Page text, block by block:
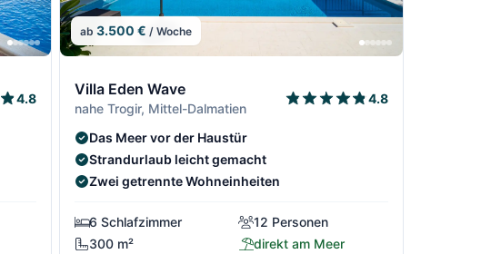
4.8
ab3.500 € / Woche
Villa Eden Wave
nahe Trogir, Mittel-Dalmatien
4.8
Das Meer vor der Haustür
Strandurlaub leicht gemacht
Zwei getrennte Wohneinheiten
6 Schlafzimmer
12 Personen
300 m²
direkt am Meer